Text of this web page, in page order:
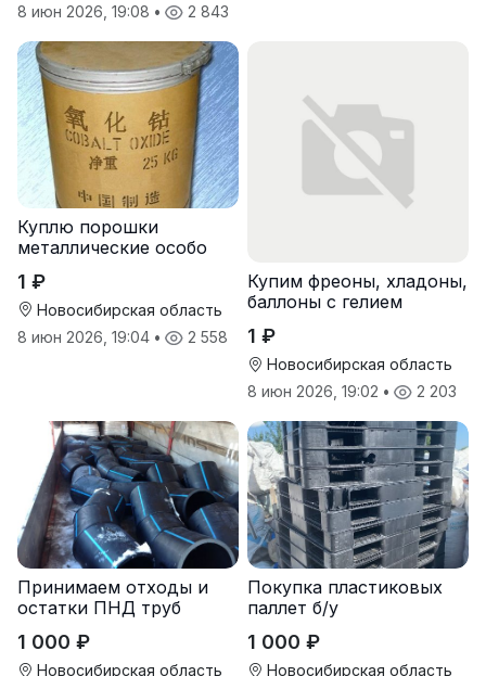
8 июн 2026, 19:08 • 2 843
Куплю порошки
металлические особо
1 ₽
Новосибирская область
8 июн 2026, 19:04 • 2 558
Купим фреоны, хладоны,
баллоны с гелием
1 ₽
Новосибирская область
8 июн 2026, 19:02 • 2 203
Принимаем отходы и
остатки ПНД труб
1 000 ₽
Новосибирская область
Покупка пластиковых
паллет б/у
1 000 ₽
Новосибирская область